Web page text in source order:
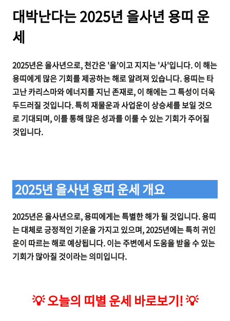
대박난다는 2025년 을사년 용띠 운
세
2025년은 을사년으로, 천간은 '을'이고 지지는 '사'입니다. 이 해는
용띠에게 많은 기회를 제공하는 해로 알려져 있습니다. 용띠는 타
고난 카리스마와 에너지를 지닌 존재로, 이 해에는 그 특성이 더욱
두드러질 것입니다. 특히 재물운과 사업운이 상승세를 보일 것으
로 기대되며, 이를 통해 많은 성과를 이룰 수 있는 기회가 주어질
것입니다.
2025년 을사년 용띠 운세 개요
2025년은 을사년으로, 용띠에게는 특별한 해가 될 것입니다. 용띠
는 대체로 긍정적인 기운을 가지고 있으며, 2025년에는 특히 귀인
운이 따르는 해로 예상됩니다. 이는 주변에서 도움을 받을 수 있는
기회가 많아질 것이라는 의미입니다.
💡오늘의 띠별 운세 바로보기!💡